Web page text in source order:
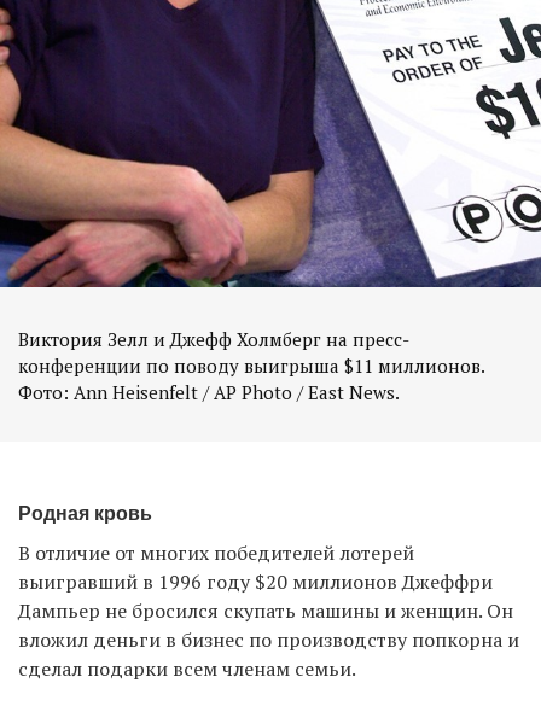
Виктория Зелл и Джефф Холмберг на пресс-
конференции по поводу выигрыша $11 миллионов.
Фото: Ann Heisenfelt / AP Photo / East News.
Родная кровь
В отличие от многих победителей лотерей
выигравший в 1996 году $20 миллионов Джеффри
Дампьер не бросился скупать машины и женщин. Он
вложил деньги в бизнес по производству попкорна и
сделал подарки всем членам семьи.